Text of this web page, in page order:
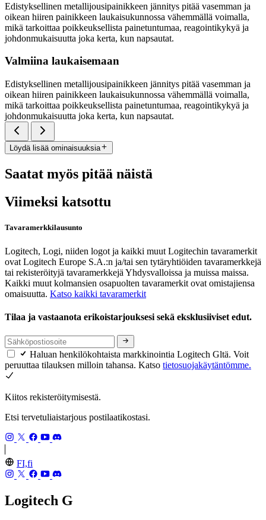
Edistyksellinen metallijousipainikkeen jännitys pitää vasemman ja
oikean hiiren painikkeen laukaisukunnossa vähemmällä voimalla,
mikä tarkoittaa poikkeuksellista painetuntumaa, reagointikykyä ja
johdonmukaisuutta joka kerta, kun napsautat.
Valmiina laukaisemaan
Edistyksellinen metallijousipainikkeen jännitys pitää vasemman ja
oikean hiiren painikkeen laukaisukunnossa vähemmällä voimalla,
mikä tarkoittaa poikkeuksellista painetuntumaa, reagointikykyä ja
johdonmukaisuutta joka kerta, kun napsautat.
Löydä lisää ominaisuuksia
Saatat myös pitää näistä
Viimeksi katsottu
Tavaramerkkilausunto
Logitech, Logi, niiden logot ja kaikki muut Logitechin tavaramerkit
ovat Logitech Europe S.A.:n ja/tai sen tytäryhtiöiden tavaramerkkejä
tai rekisteröityjä tavaramerkkejä Yhdysvalloissa ja muissa maissa.
Kaikki muut kolmansien osapuolten tavaramerkit ovat omistajiensa
omaisuutta. Katso kaikki tavaramerkit
Tilaa ja vastaanota erikoistarjouksesi sekä eksklusiiviset edut.
Haluan henkilökohtaista markkinointia Logitech Gltä. Voit
peruuttaa tilauksen milloin tahansa. Katso tietosuojakäytäntömme.
Kiitos rekisteröitymisestä.
Etsi tervetuliaistarjous postilaatikostasi.
FI,fi
Logitech G